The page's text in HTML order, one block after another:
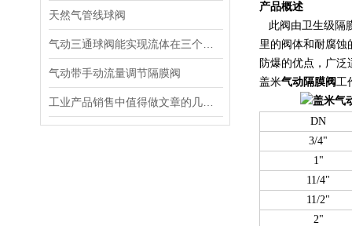
天然气管线球阀
气动带手动流量调节隔膜阀
产品概述
此阀由卫生级隔
里的阀体和耐腐蚀
防爆的优点，广
盖米气动隔膜阀工
DN
3/4"
1"
11/4"
11/2"
2"